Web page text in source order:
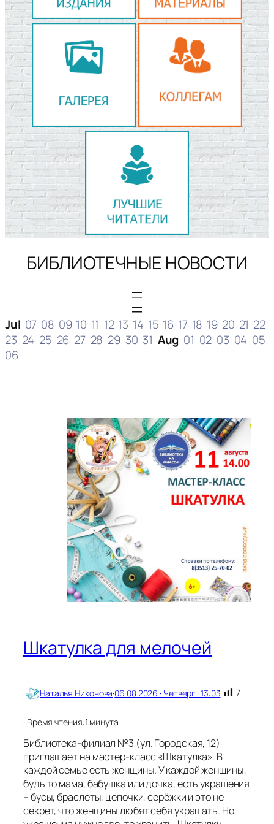
БИБЛИОТЕЧНЫЕ НОВОСТИ
Jul 07 08 09 10 11 12 13 14 15 16 17 18 19 20 21 22
23 24 25 26 27 28 29 30 31 Aug 01 02 03 04 05
06
Шкатулка для мелочей
· Наталья Никонова·06.08.2026 · Четверг · 13:03· 7
· Время чтения:1 минута
Библиотека-филиал №3 (ул. Городская, 12)
приглашает на мастер-класс «Шкатулка». В
каждой семье есть женщины. У каждой женщины,
будь то мама, бабушка или дочка, есть украшения
– бусы, браслеты, цепочки, серёжки и это не
секрет, что женщины любят себя украшать. Но